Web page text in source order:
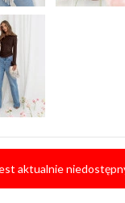
aktualnie